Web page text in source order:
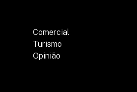
Comercial
Turismo
Opinião